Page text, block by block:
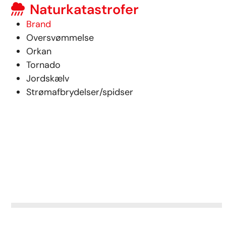
Naturkatastrofer
Brand
Oversvømmelse
Orkan
Tornado
Jordskælv
Strømafbrydelser/spidser